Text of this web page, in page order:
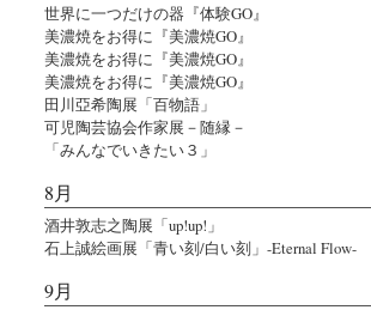
世界に一つだけの器『体験GO』
美濃焼をお得に『美濃焼GO』
美濃焼をお得に『美濃焼GO』
美濃焼をお得に『美濃焼GO』
田川亞希陶展「百物語」
可児陶芸協会作家展－随縁－
「みんなでいきたい３」
8月
酒井敦志之陶展「up!up!」
石上誠絵画展「青い刻/白い刻」-Eternal Flow-
9月